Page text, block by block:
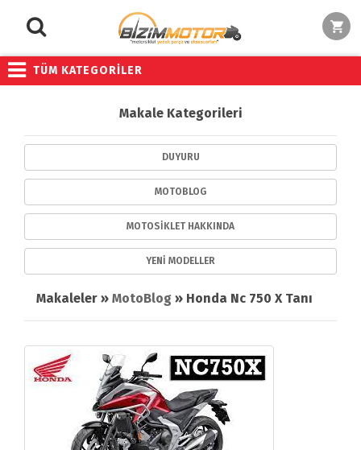
TÜM KATEGORİLER
Makale Kategorileri
DUYURU
MOTOBLOG
MOTOSIKLET HAKKINDA
YENI MODELLER
Makaleler » MotoBlog » Honda Nc 750 X Tanıtımı ve Yedek Parça Temini